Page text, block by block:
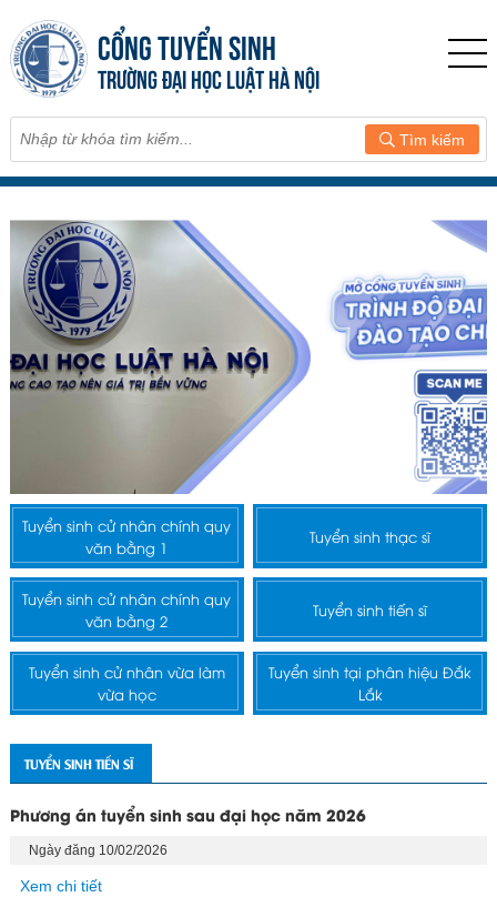
CỔNG TUYỂN SINH
TRƯỜNG ĐẠI HỌC LUẬT HÀ NỘI
Tìm kiếm
Tuyển sinh cử nhân chính quy
văn bằng 1
Tuyển sinh thạc sĩ
Tuyển sinh cử nhân chính quy
văn bằng 2
Tuyển sinh tiến sĩ
Tuyển sinh cử nhân vừa làm
vừa học
Tuyển sinh tại phân hiệu Đắk
Lắk
TUYỂN SINH TIẾN SĨ
Phương án tuyển sinh sau đại học năm 2026
Ngày đăng 10/02/2026
Xem chi tiết